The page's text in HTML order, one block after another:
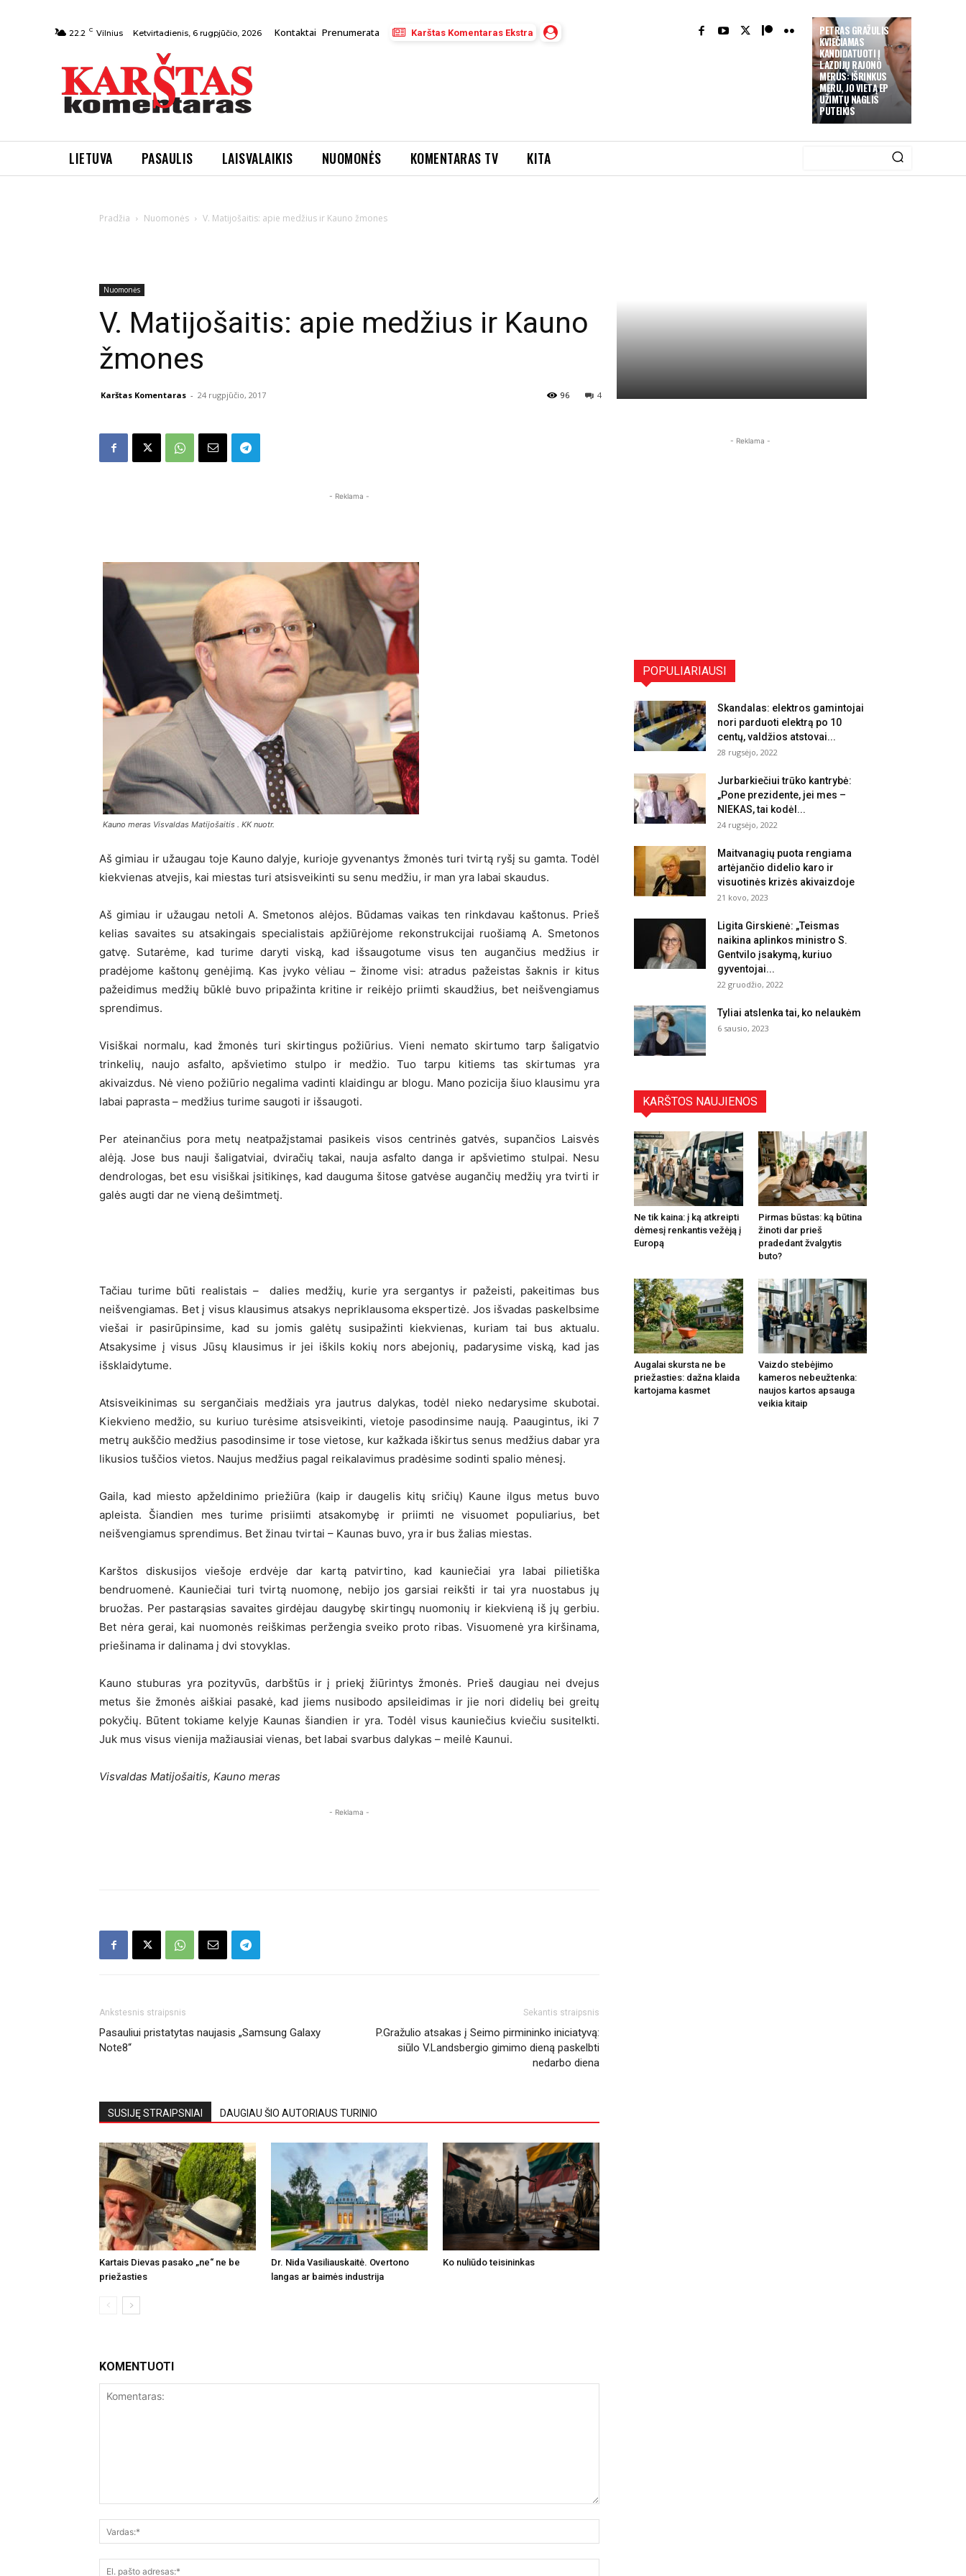
PETRAS GRAŽULIS
KVIEČIAMAS
KANDIDATUOTI Į
LAZDIJŲ RAJONO
MERUS: IŠRINKUS
MERU, JO VIETĄ EP
UŽIMTŲ NAGLIS
PUTEIKIS
22.2 C Vilnius Ketvirtadienis, 6 rugpjūčio, 2026 Kontaktai Prenumerata Karštas Komentaras Ekstra
LIETUVA PASAULIS LAISVALAIKIS NUOMONĖS KOMENTARAS TV KITA
Pradžia Nuomonės V. Matijošaitis: apie medžius ir Kauno žmones
Nuomonės
V. Matijošaitis: apie medžius ir Kauno
žmones
Karštas Komentaras - 24 rugpjūčio, 2017 4
96
- Reklama -
Kauno meras Visvaldas Matijošaitis . KK nuotr.
Aš gimiau ir užaugau toje Kauno dalyje, kurioje gyvenantys žmonės turi tvirtą ryšį su gamta. Todėl
kiekvienas atvejis, kai miestas turi atsisveikinti su senu medžiu, ir man yra labai skaudus.
Aš gimiau ir užaugau netoli A. Smetonos alėjos. Būdamas vaikas ten rinkdavau kaštonus. Prieš
kelias savaites su atsakingais specialistais apžiūrėjome rekonstrukcijai ruošiamą A. Smetonos
gatvę. Sutarėme, kad turime daryti viską, kad išsaugotume visus ten augančius medžius ir
pradėjome kaštonų genėjimą. Kas įvyko vėliau – žinome visi: atradus pažeistas šaknis ir kitus
pažeidimus medžių būklė buvo pripažinta kritine ir reikėjo priimti skaudžius, bet neišvengiamus
sprendimus.
Visiškai normalu, kad žmonės turi skirtingus požiūrius. Vieni nemato skirtumo tarp šaligatvio
trinkelių, naujo asfalto, apšvietimo stulpo ir medžio. Tuo tarpu kitiems tas skirtumas yra
akivaizdus. Nė vieno požiūrio negalima vadinti klaidingu ar blogu. Mano pozicija šiuo klausimu yra
labai paprasta – medžius turime saugoti ir išsaugoti.
Per ateinančius pora metų neatpažįstamai pasikeis visos centrinės gatvės, supančios Laisvės
alėją. Jose bus nauji šaligatviai, dviračių takai, nauja asfalto danga ir apšvietimo stulpai. Nesu
dendrologas, bet esu visiškai įsitikinęs, kad dauguma šitose gatvėse augančių medžių yra tvirti ir
galės augti dar ne vieną dešimtmetį.
Tačiau turime būti realistais – dalies medžių, kurie yra sergantys ir pažeisti, pakeitimas bus
neišvengiamas. Bet į visus klausimus atsakys nepriklausoma ekspertizė. Jos išvadas paskelbsime
viešai ir pasirūpinsime, kad su jomis galėtų susipažinti kiekvienas, kuriam tai bus aktualu.
Atsakysime į visus Jūsų klausimus ir jei iškils kokių nors abejonių, padarysime viską, kad jas
išsklaidytume.
Atsisveikinimas su sergančiais medžiais yra jautrus dalykas, todėl nieko nedarysime skubotai.
Kiekvieno medžio, su kuriuo turėsime atsisveikinti, vietoje pasodinsime naują. Paaugintus, iki 7
metrų aukščio medžius pasodinsime ir tose vietose, kur kažkada iškirtus senus medžius dabar yra
likusios tuščios vietos. Naujus medžius pagal reikalavimus pradėsime sodinti spalio mėnesį.
Gaila, kad miesto apželdinimo priežiūra (kaip ir daugelis kitų sričių) Kaune ilgus metus buvo
apleista. Šiandien mes turime prisiimti atsakomybę ir priimti ne visuomet populiarius, bet
neišvengiamus sprendimus. Bet žinau tvirtai – Kaunas buvo, yra ir bus žalias miestas.
Karštos diskusijos viešoje erdvėje dar kartą patvirtino, kad kauniečiai yra labai pilietiška
bendruomenė. Kauniečiai turi tvirtą nuomonę, nebijo jos garsiai reikšti ir tai yra nuostabus jų
bruožas. Per pastarąsias savaites girdėjau daugybę skirtingų nuomonių ir kiekvieną iš jų gerbiu.
Bet nėra gerai, kai nuomonės reiškimas peržengia sveiko proto ribas. Visuomenė yra kiršinama,
priešinama ir dalinama į dvi stovyklas.
Kauno stuburas yra pozityvūs, darbštūs ir į priekį žiūrintys žmonės. Prieš daugiau nei dvejus
metus šie žmonės aiškiai pasakė, kad jiems nusibodo apsileidimas ir jie nori didelių bei greitų
pokyčių. Būtent tokiame kelyje Kaunas šiandien ir yra. Todėl visus kauniečius kviečiu susitelkti.
Juk mus visus vienija mažiausiai vienas, bet labai svarbus dalykas – meilė Kaunui.
Visvaldas Matijošaitis, Kauno meras
- Reklama -
Ankstesnis straipsnis
Pasauliui pristatytas naujasis „Samsung Galaxy
Note8“
Sekantis straipsnis
P.Gražulio atsakas į Seimo pirmininko iniciatyvą:
siūlo V.Landsbergio gimimo dieną paskelbti
nedarbo diena
SUSIJĘ STRAIPSNIAI DAUGIAU ŠIO AUTORIAUS TURINIO
Kartais Dievas pasako „ne“ ne be
priežasties
Dr. Nida Vasiliauskaitė. Overtono
langas ar baimės industrija
Ko nuliūdo teisininkas
KOMENTUOTI
- Reklama -
POPULIARIAUSI
Skandalas: elektros gamintojai
nori parduoti elektrą po 10
centų, valdžios atstovai...
28 rugsėjo, 2022
Jurbarkiečiui trūko kantrybė:
„Pone prezidente, jei mes –
NIEKAS, tai kodėl...
24 rugsėjo, 2022
Maitvanagių puota rengiama
artėjančio didelio karo ir
visuotinės krizės akivaizdoje
21 kovo, 2023
Ligita Girskienė: „Teismas
naikina aplinkos ministro S.
Gentvilo įsakymą, kuriuo
gyventojai...
22 gruodžio, 2022
Tyliai atslenka tai, ko nelaukėm
6 sausio, 2023
KARŠTOS NAUJIENOS
Ne tik kaina: į ką atkreipti
dėmesį renkantis vežėją į
Europą
Pirmas būstas: ką būtina
žinoti dar prieš
pradedant žvalgytis
buto?
Augalai skursta ne be
priežasties: dažna klaida
kartojama kasmet
Vaizdo stebėjimo
kameros nebeužtenka:
naujos kartos apsauga
veikia kitaip